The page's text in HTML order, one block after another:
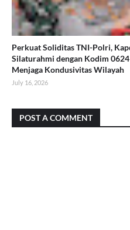
Perkuat Soliditas TNI-Polri,
Silaturahmi dengan Kodim
Menjaga Kondusivitas Wilayah
July 16, 2026
POST A COMMENT